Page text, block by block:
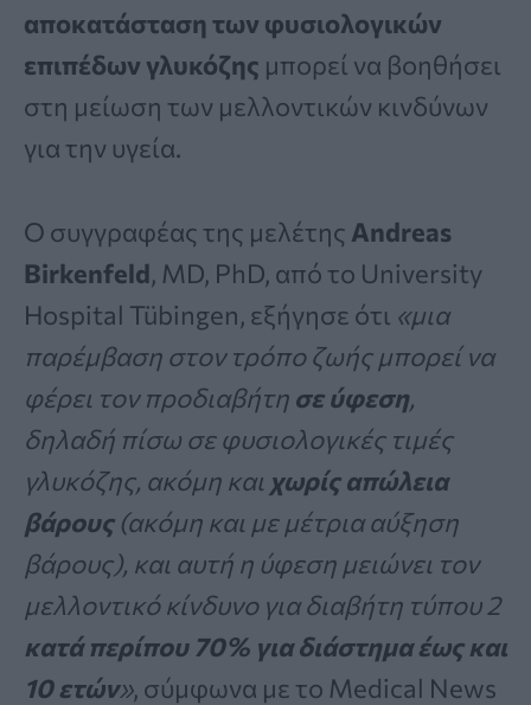
αποκατάσταση των φυσιολογικών
επιπέδων γλυκόζης μπορεί να βοηθήσει
στη μείωση των μελλοντικών κινδύνων
για την υγεία.
Ο συγγραφέας της μελέτης Andreas
Birkenfeld, MD, PhD, από το University
Hospital Tübingen, εξήγησε ότι «μια
παρέμβαση στον τρόπο ζωής μπορεί να
φέρει τον προδιαβήτη σε ύφεση,
δηλαδή πίσω σε φυσιολογικές τιμές
γλυκόζης, ακόμη και χωρίς απώλεια
βάρους(ακόμη και με μέτρια αύξηση
βάρους), και αυτή η ύφεση μειώνει τον
μελλοντικό κίνδυνο για διαβήτη τύπου 2
κατά περίπου 70% για διάστημα έως και
10 ετών», σύμφωνα με το Medical News